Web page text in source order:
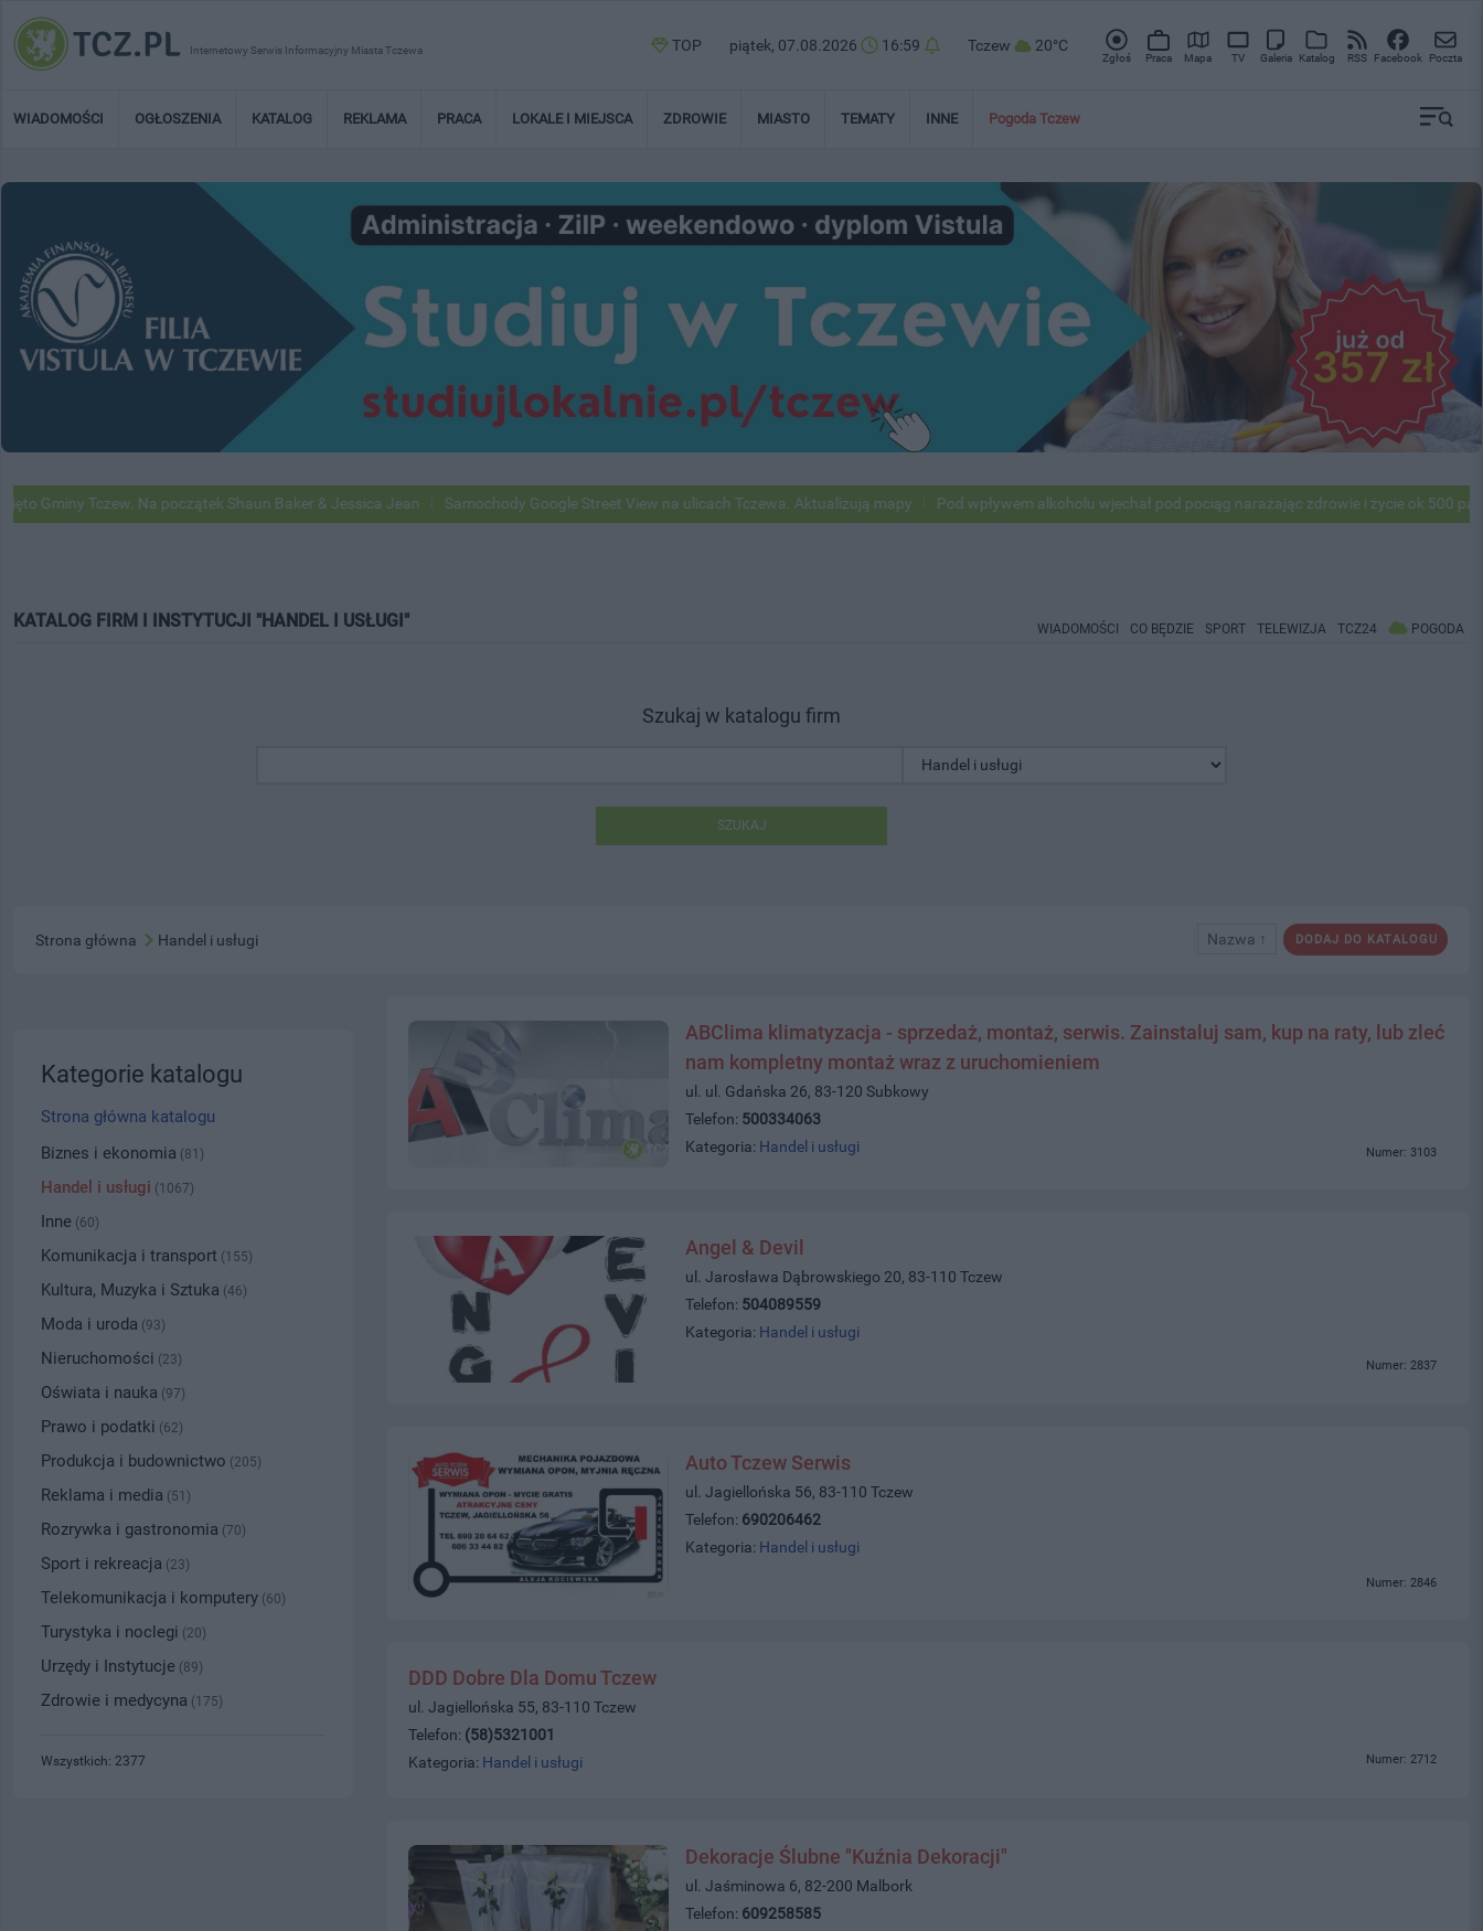
Internetowy Serwis Informacyjny Miasta Tczewa TOP piątek, 07.08.2026 16:59 Tczew 20°C
Zgłoś Praca Mapa TV Galeria Katalog RSS Facebook Poczta
WIADOMOŚCI OGŁOSZENIA KATALOG REKLAMA PRACA LOKALE I MIEJSCA ZDROWIE MIASTO TEMATY INNE Pogoda Tczew
Tczew. Na początek Shaun Baker & Jessica Jean Samochody Google Street View na ulicach Tczewa. Aktualizują mapy Pod wpływem alkoholu wjechał pod pociąg narażając zdrowie i życie ok 500 pasażerów!
KATALOG FIRM I INSTYTUCJI "HANDEL I USŁUGI" WIADOMOŚCI CO BĘDZIE SPORT TELEWIZJA TCZ24 POGODA
Szukaj w katalogu firm
SZUKAJ
DODAJ DO KATALOGU
Nazwa ↑
Strona główna Handel i usługi
ABClima klimatyzacja - sprzedaż, montaż, serwis. Zainstaluj sam, kup na raty, lub zleć
nam kompletny montaż wraz z uruchomieniem
ul. ul. Gdańska 26, 83-120 Subkowy
Telefon: 500334063
Kategoria: Handel i usługi Numer: 3103
Angel & Devil
ul. Jarosława Dąbrowskiego 20, 83-110 Tczew
Telefon: 504089559
Kategoria: Handel i usługi
Numer: 2837
Auto Tczew Serwis
ul. Jagiellońska 56, 83-110 Tczew
Telefon: 690206462
Kategoria: Handel i usługi
Numer: 2846
DDD Dobre Dla Domu Tczew
ul. Jagiellońska 55, 83-110 Tczew
Telefon: (58)5321001
Kategoria: Handel i usługi Numer: 2712
Dekoracje Ślubne "Kuźnia Dekoracji"
ul. Jaśminowa 6, 82-200 Malbork
Telefon: 609258585
Kategorie katalogu
Strona główna katalogu
Biznes i ekonomia (81)
Handel i usługi (1067)
Inne (60)
Komunikacja i transport (155)
Kultura, Muzyka i Sztuka (46)
Moda i uroda (93)
Nieruchomości (23)
Oświata i nauka (97)
Prawo i podatki (62)
Produkcja i budownictwo (205)
Reklama i media (51)
Rozrywka i gastronomia (70)
Sport i rekreacja (23)
Telekomunikacja i komputery (60)
Turystyka i noclegi (20)
Urzędy i Instytucje (89)
Zdrowie i medycyna (175)
Wszystkich: 2377